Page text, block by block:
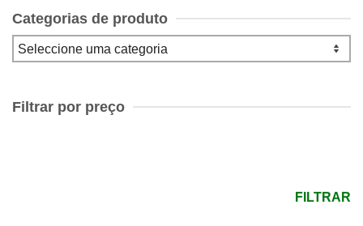
Categorias de produto
Filtrar por preço
FILTRAR